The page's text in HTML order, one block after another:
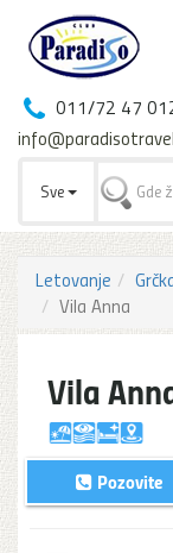
011/72 47
Sve
Letovanje
Vila Anna
Vila
Pozovite